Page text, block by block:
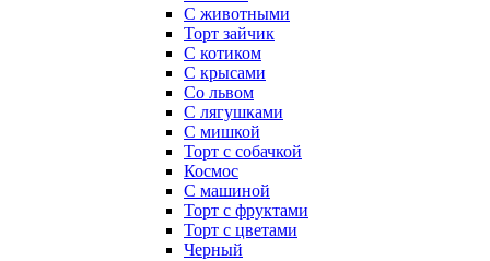
С животными
Торт зайчик
С котиком
С крысами
Со львом
С лягушками
С мишкой
Торт с собачкой
Космос
С машиной
Торт с фруктами
Торт с цветами
Черный